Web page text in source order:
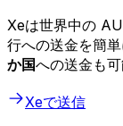
Xeは世界中の
行への送金を簡単
か国への送金も
Xeで送信